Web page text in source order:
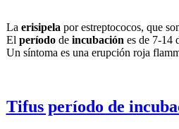
La erisipela por estreptococos, que
El períodode incubación es de 7-14
Un síntoma es una erupción roja
Tifus período de